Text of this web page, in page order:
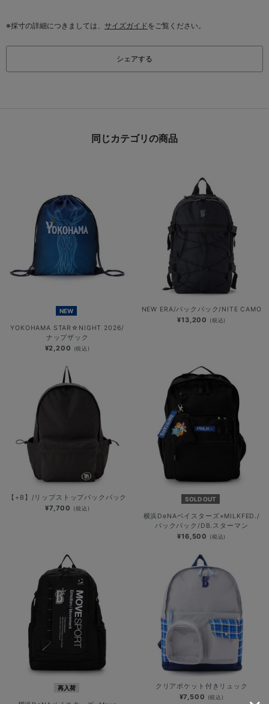
※採寸の詳細につきましては、 サイズガイドをご覧ください。
シェアする
同じカテゴリの商品
NEW
YOKOHAMA STAR☆NIGHT 2026/
ナップザック
¥2,200 (税込)
NEW ERA/バックパック/NITE CAMO
¥13,200 (税込)
【+B】/リップストップバックパック
¥7,700 (税込)
SOLD OUT
横浜DeNAベイスターズ×MILKFED./
バックパック/DB.スターマン
¥16,500 (税込)
再入荷 クリアポケット付きリュック
¥7,500 (税込)